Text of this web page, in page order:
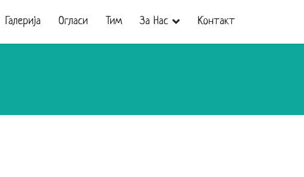
Галерија Огласи Тим За Нас Контакт